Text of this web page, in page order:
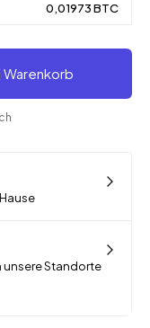
0,01973 BTC
Warenkorb
unsere Standorte